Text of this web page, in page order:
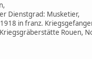
Dienstgrad: Musketier,
in franz.
Rouen,